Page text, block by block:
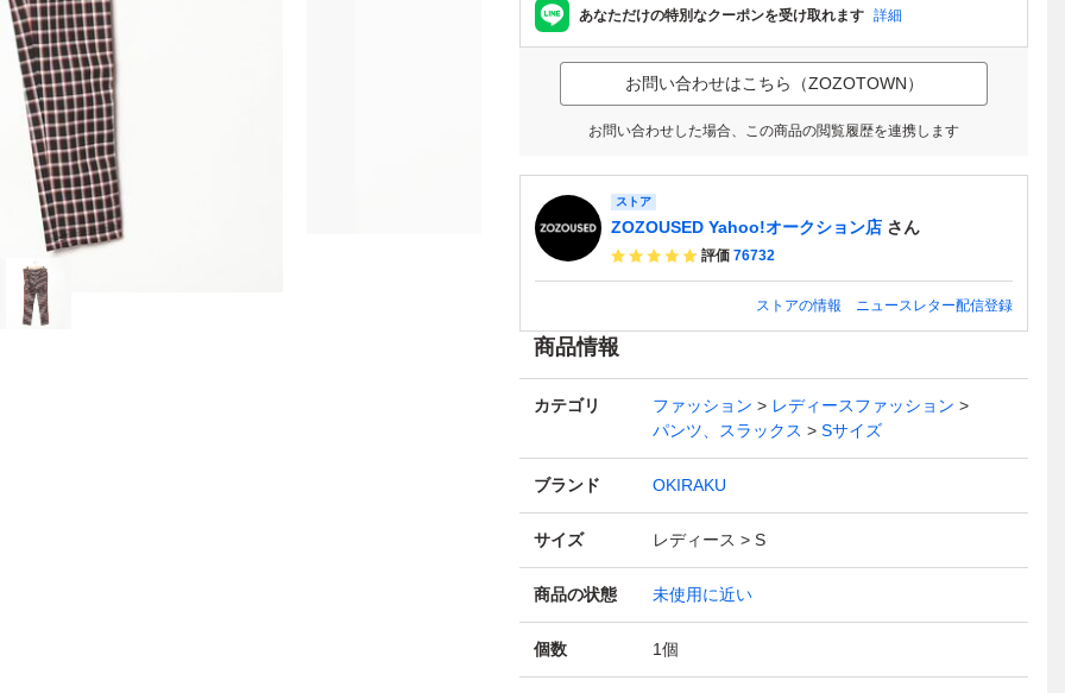
あなただけの特別なクーポンを受け取れます 詳細
お問い合わせはこちら（ZOZOTOWN）
お問い合わせした場合、この商品の閲覧履歴を連携します
ストア
ZOZOUSED Yahoo!オークション店 さん
評価 76732
ストアの情報 ニュースレター配信登録
商品情報
カテゴリ ファッション
レディースファッション
パンツ、スラックス
Sサイズ
ブランド OKIRAKU
サイズ レディース S
商品の状態 未使用に近い
個数 1個